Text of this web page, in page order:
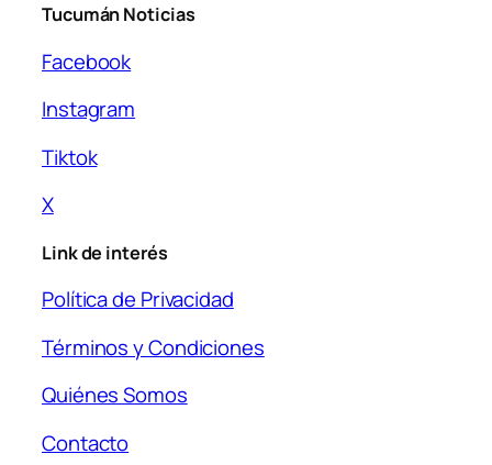
Tucumán Noticias
Facebook
Instagram
Tiktok
X
Link de interés
Política de Privacidad
Términos y Condiciones
Quiénes Somos
Contacto